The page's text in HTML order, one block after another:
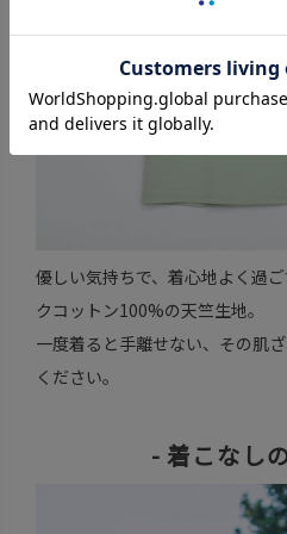
優しい気持ちで、着心地よく過
クコットン100%の天竺生地。
一度着ると手離せない、その肌
ください。
- 着こなし